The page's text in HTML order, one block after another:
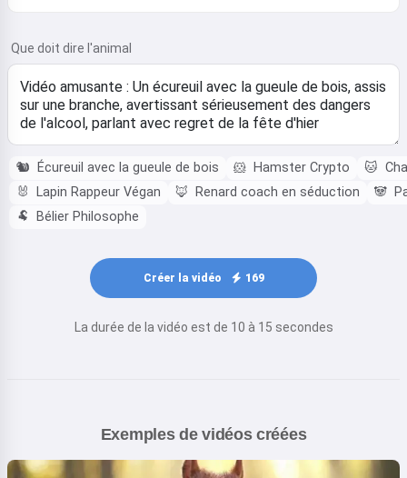
Que doit dire l'animal
🐿️ Écureuil avec la gueule de bois 🐹 Hamster Crypto 🐱
🐰
Lapin Rappeur Végan 🦊 Renard coach en séduction 🐼
🐏
Bélier Philosophe
Créer la vidéo 169
La durée de la vidéo est de 10 à 15 secondes
Exemples de vidéos créées